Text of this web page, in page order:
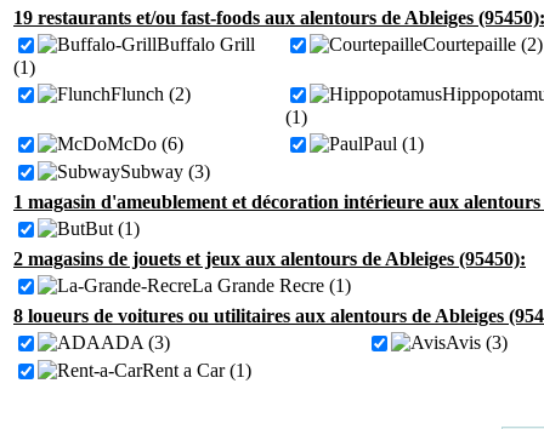
19 restaurants et/ou fast-foods aux alentours de Ableiges (95450):
Buffalo Grill
(1)
Courtepaille (2)
Flunch (2)
(1)
McDo (6)
Paul (1)
Subway (3)
1 magasin d'ameublement et décoration intérieure aux alentours
But (1)
2 magasins de jouets et jeux aux alentours de Ableiges (95450):
La Grande Recre (1)
8 loueurs de voitures ou utilitaires aux alentours de Ableiges
ADA (3)
Avis (3)
Rent a Car (1)